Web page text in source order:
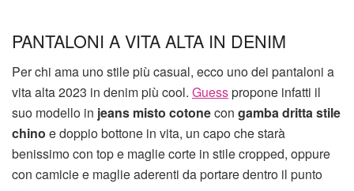
PANTALONI A VITA ALTA IN DENIM
Per chi ama uno stile più casual, ecco uno dei pantaloni a
vita alta 2023 in denim più cool. Guesspropone infatti il
suo modello in jeans misto cotonecon gamba dritta stile
chino e doppio bottone in vita, un capo che starà
benissimo con top e maglie corte in stile cropped, oppure
con camicie e maglie aderenti da portare dentro il punto